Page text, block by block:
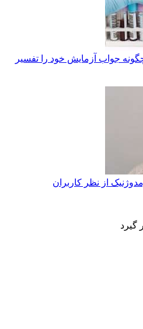
جواب آزمایش خود را تفسیر
از نظر کاربران
گیرد